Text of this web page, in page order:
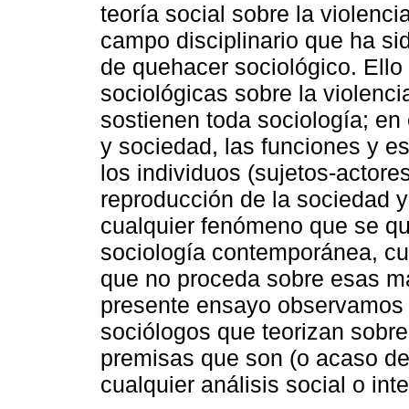
teoría social sobre la
campo disciplinario que ha
de quehacer sociológico.
sociológicas sobre la
sostienen toda sociología;
y sociedad, las funciones y
los individuos (sujetos-
reproducción de la sociedad
cualquier fenómeno que se
sociología contemporánea,
que no proceda sobre esas
presente ensayo
sociólogos que teorizan
premisas que son (o acaso
cualquier análisis social o